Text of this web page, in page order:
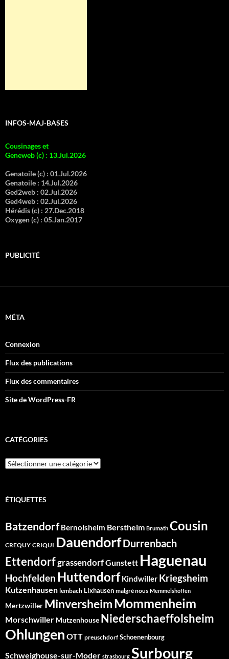
INFOS-MAJ-BASES
Cousinages et
Geneweb (c) : 13.Jul.2026
Genatoile (c) : 01.Jul.2026
Genatoile : 14.Jul.2026
Ged2web : 02.Jul.2026
Ged4web : 02.Jul.2026
Hérédis (c) : 27.Dec.2018
Oxygen (c) : 05.Jan.2017
PUBLICITÉ
MÉTA
Connexion
Flux des publications
Flux des commentaires
Site de WordPress-FR
CATÉGORIES
Catégories
ÉTIQUETTES
Batzendorf Bernolsheim Berstheim Brumath Cousin
CREQUY CRIQUI DauendorfDurrenbach
EttendorfgrassendorfGunstett Haguenau
Hochfelden Huttendorf Kindwiller Kriegsheim
Kutzenhausen lembach Lixhausen malgré nous Memmelshoffen
Mertzwiller MinversheimMommenheim
Morschwiller Mutzenhouse Niederschaeffolsheim
Ohlungen OTT preuschdorf Schoenenbourg
Schweighouse-sur-Moder strasbourg Surbourg